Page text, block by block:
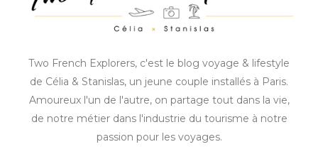
Two French Explorers, c'est le blog voyage & lifestyle
de Célia & Stanislas, un jeune couple installés à Paris.
Amoureux l'un de l'autre, on partage tout dans la vie,
de notre métier dans l'industrie du tourisme à notre
passion pour les voyages.